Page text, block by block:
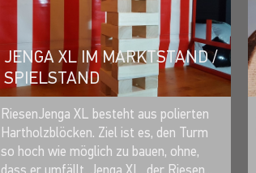
JENGA XL IM MARKTSTAND /
SPIELSTAND
MERKEN
RiesenJenga XL besteht aus polierten
Hartholzblöcken. Ziel ist es, den Turm
so hoch wie möglich zu bauen, ohne,